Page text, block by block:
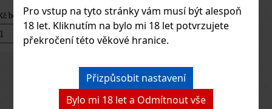
Pro vstup na tyto stránky vám musí být alespoň
18 let. Kliknutím na bylo mi 18 let potvrzujete
překročení této věkové hranice.
Přizpůsobit nastavení
Bylo mi 18 let a Odmítnout vše
434 Kč bez DPH 525 Kč
Do košíku
PreviousNext